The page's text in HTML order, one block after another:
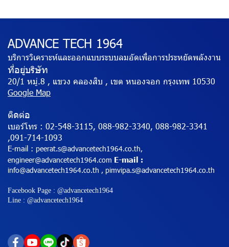
ADVANCE TECH 1964
บริการวิเคราะห์และออกแบบระบบลมอัดเพื่อการประหยัดพลังงาน
ที่อยู่บริษัท
20/1 หมู่.8 , แขวง คลองสิบ , เขต หนองจอก กรุงเทพ 10530
Google Map
ติดต่อ
เบอร์โทร : 02-548-3115, 088-982-3340, 088-982-3341
,091-714-1093
E-mail : peerat.s@advancetech1964.co.th,
engineer@advancetech1964.com E-mail :
info@advancetech1964.co.th , pimvipa.s@advancetech1964.co.th
Facebook Page : @advancetech1964
Line : @advancetech1964